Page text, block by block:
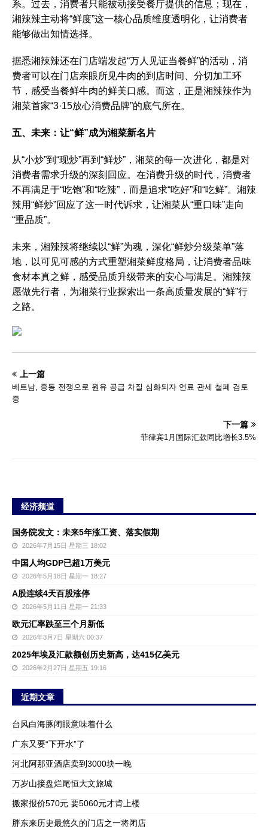
系。过去，消费者只能被动接受餐厅提供的信息；现在，
湘辣辣主动将“鲜度”这一核心品质维度透明化，让消费者
能够做出知情选择。
据悉湘辣辣还在门店端发起“万人见证当餐鲜”的活动，消
费者可以在门店亲眼所见牛肉的到店时间、分切加工环
节，感受当餐鲜牛肉的鲜美口感。而这，正是湘辣辣作为
湘菜首家“3·15放心消费品牌”的底气所在。
五、未来：让“鲜”成为湘菜新名片
从“小炒”到“现炒”再到“鲜炒”，湘菜的每一次进化，都是对
消费者需求升级的深刻回应。在消费升级的时代，消费者
不再满足于“吃饱”和“吃辣”，而是追求“吃好”和“吃鲜”。湘辣
辣用“鲜炒”回应了这一时代诉求，让湘菜从“重口味”走向
“重品质”。
未来，湘辣辣将继续以“鲜”为魂，深化“鲜炒分级菜单”落
地，以可见可感的方式重塑湘菜鲜度格局，让消费者品味
食材本真之鲜，感受品质升级带来的安心与满足。湘辣辣
愿做先行者，为湘菜行业探索出一条高质量发展的“鲜”行
之路。
上一篇
베트남, 중동 전쟁으로 원유 공급 차질 심화되자 연료 관세 철폐 검토
중
下一篇
菲律宾1月国际汇款同比增长3.5%
经济频道
国务院发文：未来5年涨工资、落实假期
2026年7月15日 星期三 18:02
中国人均GDP已超1万美元
2026年5月18日 星期一 18:27
A股连续4天百股涨停
2026年5月11日 星期一 21:33
欧元汇率跌至三个月新低
2026年3月7日 星期六 00:37
2025年埃及汇款额创历史新高，达415亿美元
2026年2月27日 星期五 19:16
近期文章
台风白海豚闭眼意味着什么
广东又要“下开水”了
河北阿那亚酒店卖到3000块一晚
万岁山接盘烂尾恒大文旅城
搬家报价570元 要5060元才肯上楼
胖东来历史最悠久的门店之一将闭店